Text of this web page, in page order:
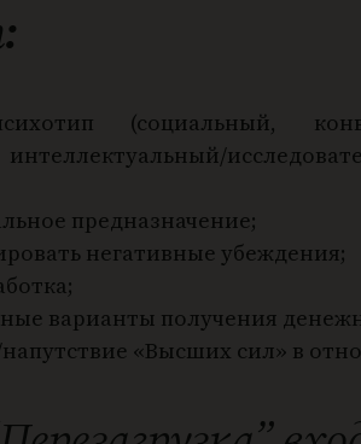
(социальный,
предназначение;
негативные убеждения;
варианты получения
«Высших сил» в